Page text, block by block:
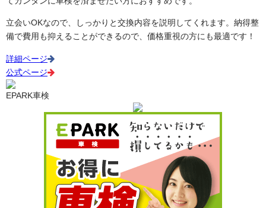
立会いOKなので、しっかりと交換内容を説明してくれます。納得整
備で費用も抑えることができるので、価格重視の方にも最適です！
詳細ページ
公式ページ
EPARK車検